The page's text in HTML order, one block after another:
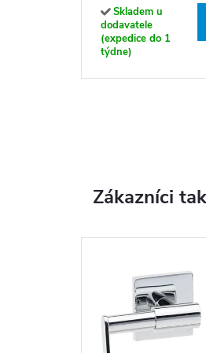
Skladem u
dodavatele
(expedice do 1
týdne)
Zákazníci